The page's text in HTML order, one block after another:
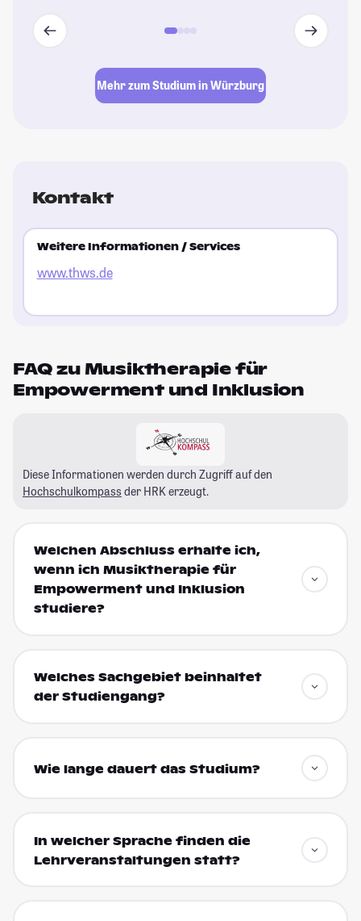
Mehr zum Studium in Würzburg
Kontakt
Weitere Informationen / Services
www.thws.de
FAQ zu Musiktherapie für
Empowerment und Inklusion
Diese Informationen werden durch Zugriff auf den
Hochschulkompass der HRK erzeugt.
Welchen Abschluss erhalte ich,
wenn ich Musiktherapie für
Empowerment und Inklusion
studiere?
Welches Sachgebiet beinhaltet
der Studiengang?
Wie lange dauert das Studium?
In welcher Sprache finden die
Lehrveranstaltungen statt?